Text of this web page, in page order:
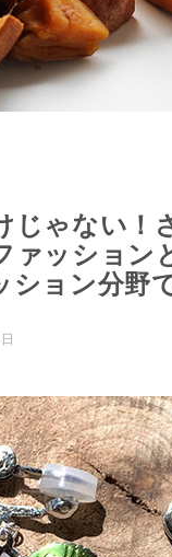
じゃない！
ァッション
ション分野